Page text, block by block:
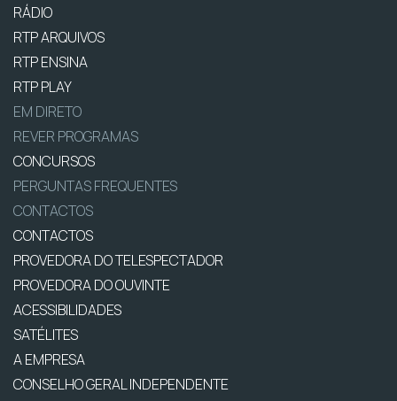
RÁDIO
RTP ARQUIVOS
RTP ENSINA
RTP PLAY
EM DIRETO
REVER PROGRAMAS
CONCURSOS
PERGUNTAS FREQUENTES
CONTACTOS
CONTACTOS
PROVEDORA DO TELESPECTADOR
PROVEDORA DO OUVINTE
ACESSIBILIDADES
SATÉLITES
A EMPRESA
CONSELHO GERAL INDEPENDENTE